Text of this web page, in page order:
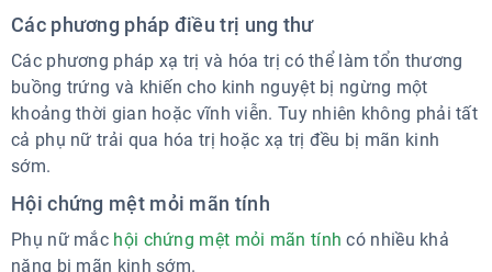
Các phương pháp điều trị ung thư
Các phương pháp xạ trị và hóa trị có thể làm tổn thương
buồng trứng và khiến cho kinh nguyệt bị ngừng một
khoảng thời gian hoặc vĩnh viễn. Tuy nhiên không phải tất
cả phụ nữ trải qua hóa trị hoặc xạ trị đều bị mãn kinh
sớm.
Hội chứng mệt mỏi mãn tính
Phụ nữ mắc hội chứng mệt mỏi mãn tính có nhiều khả
năng bị mãn kinh sớm.